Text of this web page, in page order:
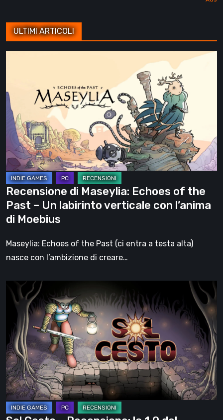
ULTIMI ARTICOLI
Echoes
of
the
Past
–
Un
labirinto
verticale
con
l’anima
di
Recensione di Maseylia: Echoes of the
Past – Un labirinto verticale con l’anima
di Moebius
Maseylia: Echoes of the Past (ci entra a testa alta)
nasce con l’ambizione di creare…
Cesto
Recensione:
la
1.0
del
roguelite
di
Tambouille